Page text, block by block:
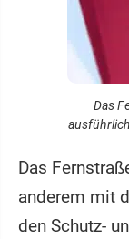
Das
Das
anderem mit
den Schutz-